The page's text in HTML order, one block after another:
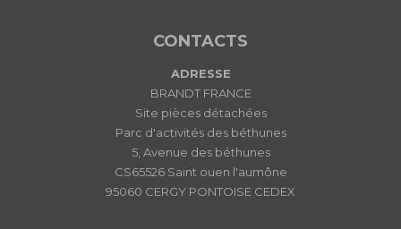
CONTACTS
ADRESSE
BRANDT FRANCE
Site pièces détachées
Parc d'activités des béthunes
5, Avenue des béthunes
CS65526 Saint ouen l'aumône
95060 CERGY PONTOISE CEDEX